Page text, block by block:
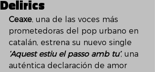
Delirics
Ceaxe, una de las voces más
prometedoras del pop urbano en
catalán, estrena su nuevo single
‘Aquest estiu el passo amb tu’, una
auténtica declaración de amor